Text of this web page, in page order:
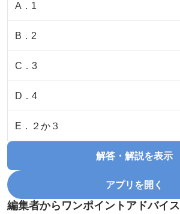
A ． 1
B ． 2
C ． 3
D ． 4
E ． ２か３
解答・解説を表示
アプリを開く
編集者からワンポイントアドバイス